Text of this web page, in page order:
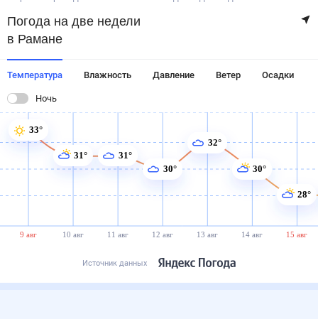
Погода на две недели
в Рамане
Температура Влажность Давление Ветер Осадки
Ночь
9 авг 10 авг 11 авг 12 авг 13 авг 14 авг 15 авг
33°
31°
31°
30°
32°
30°
28°
Источник данных